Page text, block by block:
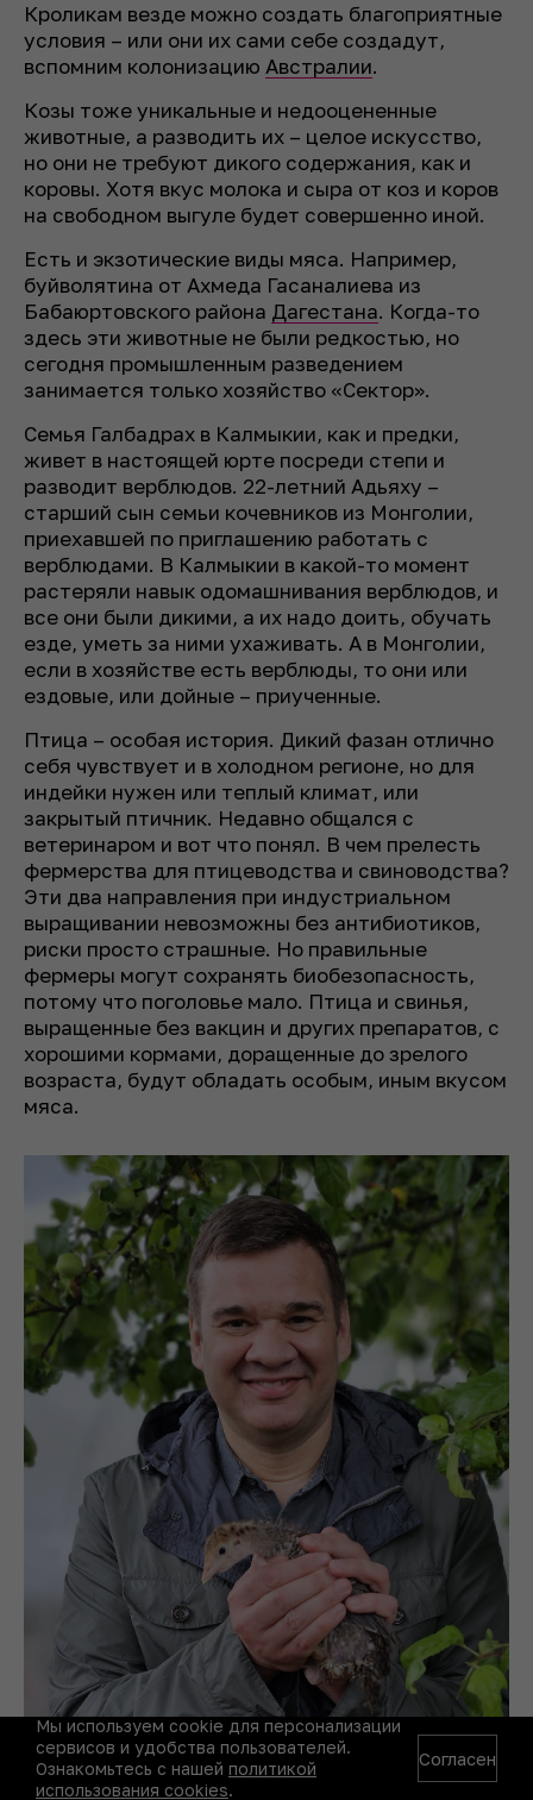
Кроликам везде можно создать благоприятные
условия – или они их сами себе создадут,
вспомним колонизацию Австралии.
Козы тоже уникальные и недооцененные
животные, а разводить их – целое искусство,
но они не требуют дикого содержания, как и
коровы. Хотя вкус молока и сыра от коз и коров
на свободном выгуле будет совершенно иной.
Есть и экзотические виды мяса. Например,
буйволятина от Ахмеда Гасаналиева из
Бабаюртовского района Дагестана. Когда-то
здесь эти животные не были редкостью, но
сегодня промышленным разведением
занимается только хозяйство «Сектор».
Семья Галбадрах в Калмыкии, как и предки,
живет в настоящей юрте посреди степи и
разводит верблюдов. 22-летний Адьяху –
старший сын семьи кочевников из Монголии,
приехавшей по приглашению работать с
верблюдами. В Калмыкии в какой-то момент
растеряли навык одомашнивания верблюдов, и
все они были дикими, а их надо доить, обучать
езде, уметь за ними ухаживать. А в Монголии,
если в хозяйстве есть верблюды, то они или
ездовые, или дойные – приученные.
Птица – особая история. Дикий фазан отлично
себя чувствует и в холодном регионе, но для
индейки нужен или теплый климат, или
закрытый птичник. Недавно общался с
ветеринаром и вот что понял. В чем прелесть
фермерства для птицеводства и свиноводства?
Эти два направления при индустриальном
выращивании невозможны без антибиотиков,
риски просто страшные. Но правильные
фермеры могут сохранять биобезопасность,
потому что поголовье мало. Птица и свинья,
выращенные без вакцин и других препаратов, с
хорошими кормами, доращенные до зрелого
возраста, будут обладать особым, иным вкусом
мяса.
Мы используем cookie для персонализации
сервисов и удобства пользователей.
Ознакомьтесь с нашей политикой
использования cookies.
Согласен